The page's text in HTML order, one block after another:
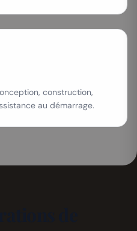
construction,
au démarrage.